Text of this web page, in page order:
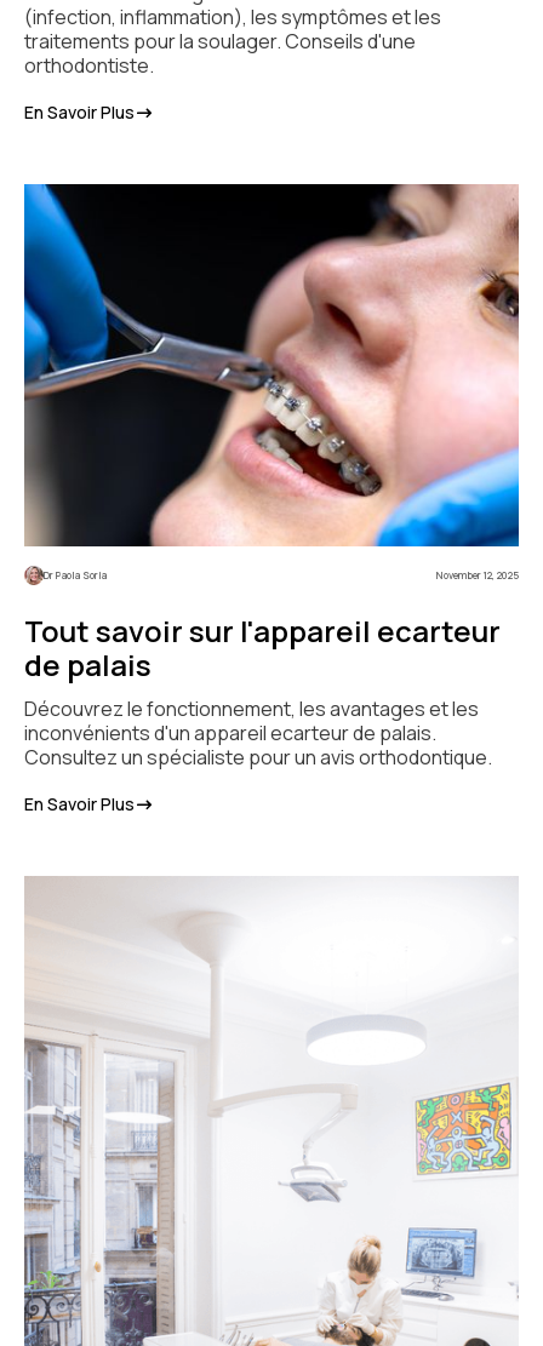
(infection, inflammation), les symptômes et les
traitements pour la soulager. Conseils d'une
orthodontiste.
En Savoir Plus
Dr Paola Soria November 12, 2025
Tout savoir sur l'appareil ecarteur
de palais
Découvrez le fonctionnement, les avantages et les
inconvénients d'un appareil ecarteur de palais.
Consultez un spécialiste pour un avis orthodontique.
En Savoir Plus